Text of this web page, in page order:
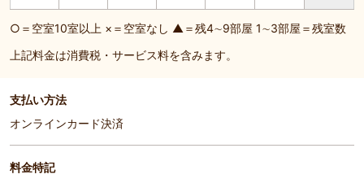
○＝空室10室以上 ×＝空室なし ▲＝残4∼9部屋 1∼3部屋＝残室数
上記料金は消費税・サービス料を含みます。
支払い方法
オンラインカード決済
料金特記